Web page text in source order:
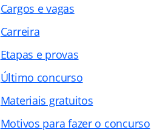
Cargos e vagas
Carreira
Etapas e provas
Último concurso
Materiais gratuitos
Motivos para fazer o concurso